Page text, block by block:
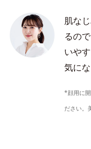
肌な
るの
いや
気に
*顔用に
ださい。